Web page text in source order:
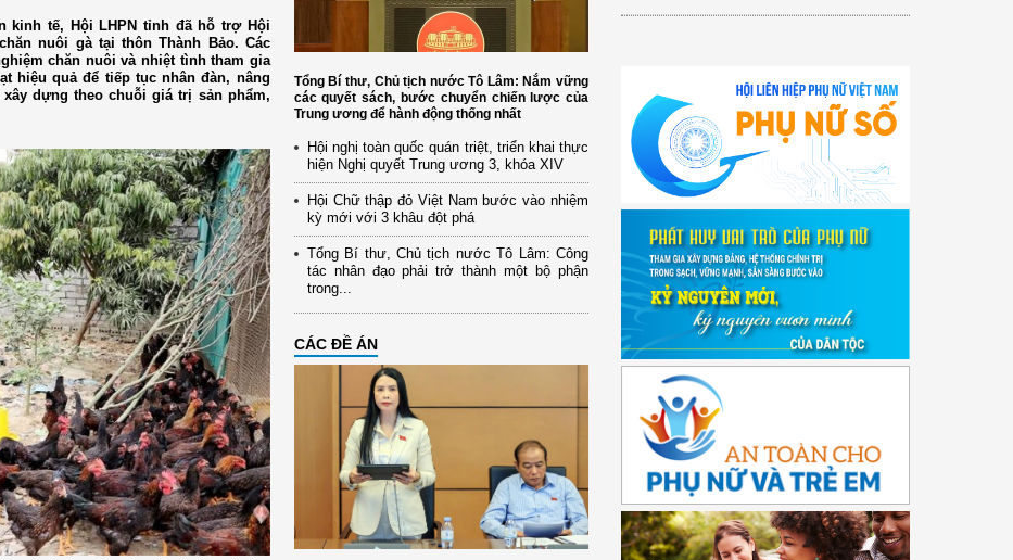
tế, Hội LHPN tỉnh đã hỗ trợ Hội
nuôi gà tại thôn Thành Bảo. Các
chăn nuôi và nhiệt tình tham gia
hiệu quả để tiếp tục nhân đàn, nâng
dựng theo chuỗi giá trị sản phẩm,
Tổng Bí thư, Chủ tịch nước Tô Lâm: Nắm vững
các quyết sách, bước chuyển chiến lược của
Trung ương để hành động thống nhất
Hội nghị toàn quốc quán triệt, triển khai thực
hiện Nghị quyết Trung ương 3, khóa XIV
Hội Chữ thập đỏ Việt Nam bước vào nhiệm
kỳ mới với 3 khâu đột phá
Tổng Bí thư, Chủ tịch nước Tô Lâm: Công
tác nhân đạo phải trở thành một bộ phận
trong...
CÁC ĐỀ ÁN